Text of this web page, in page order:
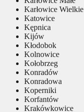
Karłowice Wielkie
Katowice
Kępnica
Kijów
Kłodobok
Kolnowice
Kołobrzeg
Konradów
Konradowa
Koperniki
Korfantów
Krakówkowice